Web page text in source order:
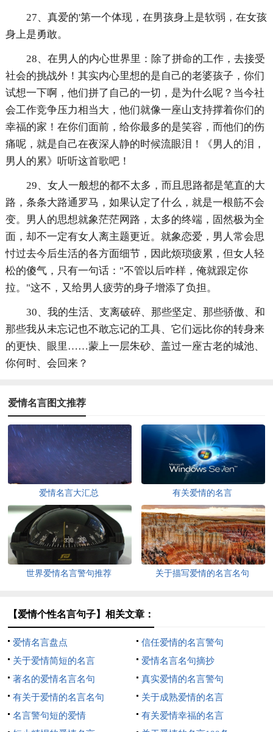
27、真爱的'第一个体现，在男孩身上是软弱，在女孩
身上是勇敢。
28、在男人的内心世界里：除了拼命的工作，去接受
社会的挑战外！其实内心里想的是自己的老婆孩子，你们
试想一下啊，他们拼了自己的一切，是为什么呢？当今社
会工作竞争压力相当大，他们就像一座山支持撑着你们的
幸福的家！在你们面前，给你最多的是笑容，而他们的伤
痛呢，就是自己在夜深人静的时候流眼泪！《男人的泪，
男人的累》听听这首歌吧！
29、女人一般想的都不太多，而且思路都是笔直的大
路，条条大路通罗马，如果认定了什么，就是一根筋不会
变。男人的思想就象茫茫网路，太多的终端，固然极为全
面，却不一定有女人离主题更近。就象恋爱，男人常会思
忖过去今后生活的各方面细节，因此烦琐疲累，但女人轻
松的傻气，只有一句话："不管以后咋样，俺就跟定你
拉。"这不，又给男人疲劳的身子增添了负担。
30、我的生活、支离破碎、那些坚定、那些骄傲、和
那些我从未忘记也不敢忘记的工具、它们远比你的转身来
的更快、眼里……蒙上一层朱砂、盖过一座古老的城池、
你何时、会回来？
爱情名言图文推荐
爱情名言大汇总 有关爱情的名言
世界爱情名言警句推荐 关于描写爱情的名言名句
【爱情个性名言句子】相关文章：
爱情名言盘点
信任爱情的名言警句
关于爱情简短的名言
爱情名言名句摘抄
著名的爱情名言名句
真实爱情的名言警句
有关于爱情的名言名句
关于成熟爱情的名言
名言警句短的爱情
有关爱情幸福的名言